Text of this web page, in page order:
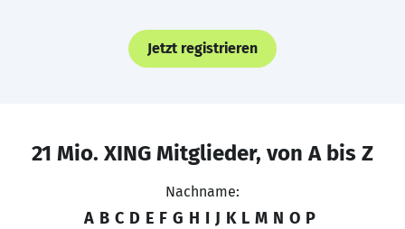
Jetzt registrieren
21 Mio. XING Mitglieder, von A bis Z
Nachname:
A B C D E F G H I J K L M N O P